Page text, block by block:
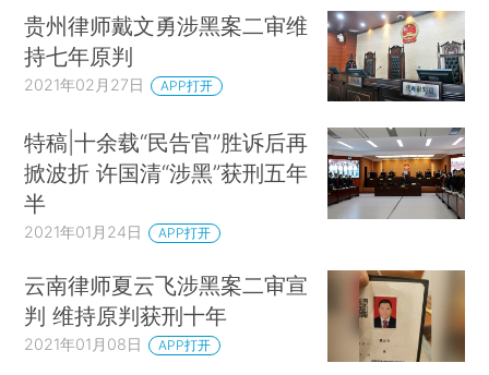
贵州律师戴文勇涉黑案二审维
持七年原判
2021年02月27日 APP打开
特稿|十余载“民告官”胜诉后再
掀波折 许国清“涉黑”获刑五年
半
2021年01月24日 APP打开
云南律师夏云飞涉黑案二审宣
判 维持原判获刑十年
2021年01月08日 APP打开